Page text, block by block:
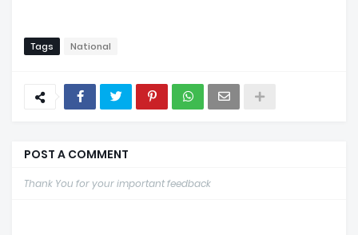
Tags National
POST A COMMENT
Thank You for your important feedback